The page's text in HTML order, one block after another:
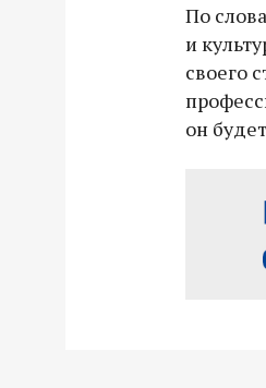
По
и
своего
он